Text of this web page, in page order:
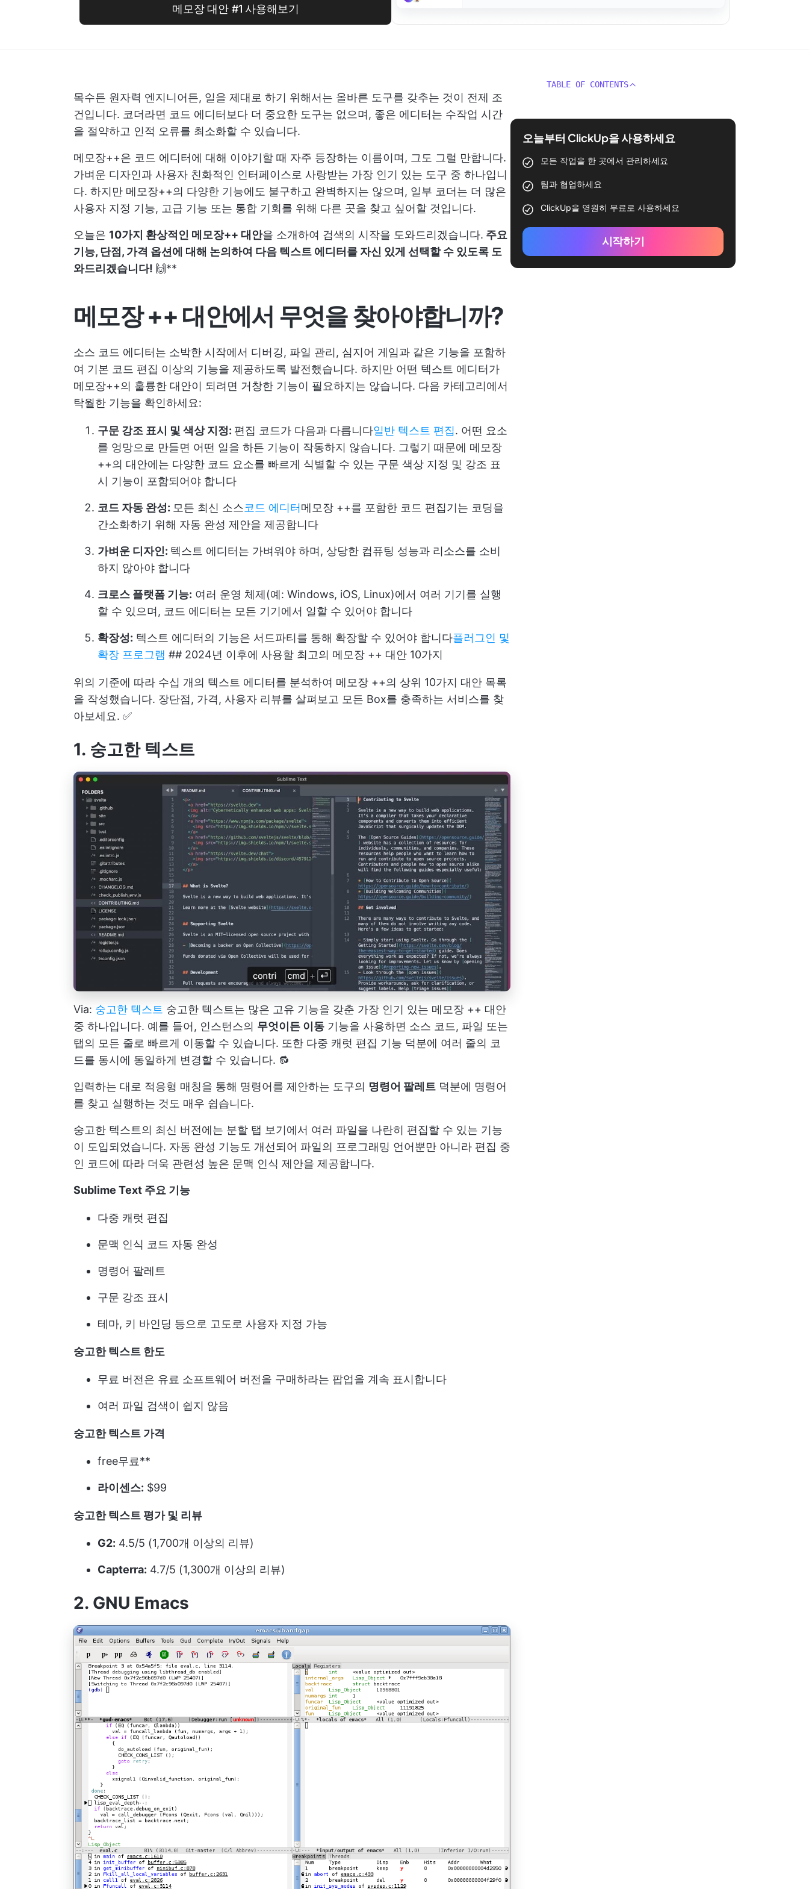
메모장 대안 #1 사용해보기
목수든 원자력 엔지니어든, 일을 제대로 하기 위해서는 올바른 도구를 갖추는 것이 전제 조
건입니다. 코더라면 코드 에디터보다 더 중요한 도구는 없으며, 좋은 에디터는 수작업 시간
을 절약하고 인적 오류를 최소화할 수 있습니다.
메모장++은 코드 에디터에 대해 이야기할 때 자주 등장하는 이름이며, 그도 그럴 만합니다.
가벼운 디자인과 사용자 친화적인 인터페이스로 사랑받는 가장 인기 있는 도구 중 하나입니
다. 하지만 메모장++의 다양한 기능에도 불구하고 완벽하지는 않으며, 일부 코더는 더 많은
사용자 지정 기능, 고급 기능 또는 통합 기회를 위해 다른 곳을 찾고 싶어할 것입니다.
오늘은 10가지 환상적인 메모장++ 대안을 소개하여 검색의 시작을 도와드리겠습니다. 주요
기능, 단점, 가격 옵션에 대해 논의하여 다음 텍스트 에디터를 자신 있게 선택할 수 있도록 도
와드리겠습니다! 🙌**
메모장 ++ 대안에서 무엇을 찾아야합니까?
소스 코드 에디터는 소박한 시작에서 디버깅, 파일 관리, 심지어 게임과 같은 기능을 포함하
여 기본 코드 편집 이상의 기능을 제공하도록 발전했습니다. 하지만 어떤 텍스트 에디터가
메모장++의 훌륭한 대안이 되려면 거창한 기능이 필요하지는 않습니다. 다음 카테고리에서
탁월한 기능을 확인하세요:
구문 강조 표시 및 색상 지정: 편집 코드가 다음과 다릅니다일반 텍스트 편집. 어떤 요소
를 엉망으로 만들면 어떤 일을 하든 기능이 작동하지 않습니다. 그렇기 때문에 메모장
++의 대안에는 다양한 코드 요소를 빠르게 식별할 수 있는 구문 색상 지정 및 강조 표
시 기능이 포함되어야 합니다
코드 자동 완성: 모든 최신 소스코드 에디터메모장 ++를 포함한 코드 편집기는 코딩을
간소화하기 위해 자동 완성 제안을 제공합니다
가벼운 디자인: 텍스트 에디터는 가벼워야 하며, 상당한 컴퓨팅 성능과 리소스를 소비
하지 않아야 합니다
크로스 플랫폼 기능: 여러 운영 체제(예: Windows, iOS, Linux)에서 여러 기기를 실행
할 수 있으며, 코드 에디터는 모든 기기에서 일할 수 있어야 합니다
확장성: 텍스트 에디터의 기능은 서드파티를 통해 확장할 수 있어야 합니다플러그인 및
확장 프로그램 ## 2024년 이후에 사용할 최고의 메모장 ++ 대안 10가지
위의 기준에 따라 수십 개의 텍스트 에디터를 분석하여 메모장 ++의 상위 10가지 대안 목록
을 작성했습니다. 장단점, 가격, 사용자 리뷰를 살펴보고 모든 Box를 충족하는 서비스를 찾
아보세요. ✅
1. 숭고한 텍스트
Via: 숭고한 텍스트 숭고한 텍스트는 많은 고유 기능을 갖춘 가장 인기 있는 메모장 ++ 대안
중 하나입니다. 예를 들어, 인스턴스의 무엇이든 이동 기능을 사용하면 소스 코드, 파일 또는
탭의 모든 줄로 빠르게 이동할 수 있습니다. 또한 다중 캐럿 편집 기능 덕분에 여러 줄의 코
드를 동시에 동일하게 변경할 수 있습니다. 🔂
입력하는 대로 적응형 매칭을 통해 명령어를 제안하는 도구의 명령어 팔레트 덕분에 명령어
를 찾고 실행하는 것도 매우 쉽습니다.
숭고한 텍스트의 최신 버전에는 분할 탭 보기에서 여러 파일을 나란히 편집할 수 있는 기능
이 도입되었습니다. 자동 완성 기능도 개선되어 파일의 프로그래밍 언어뿐만 아니라 편집 중
인 코드에 따라 더욱 관련성 높은 문맥 인식 제안을 제공합니다.
Sublime Text 주요 기능
다중 캐럿 편집
문맥 인식 코드 자동 완성
명령어 팔레트
구문 강조 표시
테마, 키 바인딩 등으로 고도로 사용자 지정 가능
숭고한 텍스트 한도
무료 버전은 유료 소프트웨어 버전을 구매하라는 팝업을 계속 표시합니다
여러 파일 검색이 쉽지 않음
숭고한 텍스트 가격
free무료**
라이센스: $99
숭고한 텍스트 평가 및 리뷰
G2: 4.5/5 (1,700개 이상의 리뷰)
Capterra: 4.7/5 (1,300개 이상의 리뷰)
2. GNU Emacs
TABLE OF CONTENTS
오늘부터 ClickUp을 사용하세요
모든 작업을 한 곳에서 관리하세요
팀과 협업하세요
ClickUp을 영원히 무료로 사용하세요
시작하기